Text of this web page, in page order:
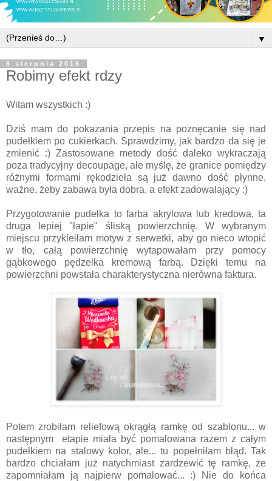
▼
6 sierpnia 2016
Robimy efekt rdzy
Witam wszystkich :)
Dziś mam do pokazania przepis na poznęcanie się nad
pudełkiem po cukierkach. Sprawdzimy, jak bardzo da się je
zmienić :) Zastosowane metody dość daleko wykraczają
poza tradycyjny decoupage, ale myślę, że granice pomiędzy
różnymi formami rękodzieła są już dawno dość płynne,
ważne, żeby zabawa była dobra, a efekt zadowalający :)
Przygotowanie pudełka to farba akrylowa lub kredowa, ta
druga lepiej "łapie" śliską powierzchnię. W wybranym
miejscu przykleiłam motyw z serwetki, aby go nieco wtopić
w tło, całą powierzchnię wytapowałam przy pomocy
gąbkowego pędzelka kremową farbą. Dzięki temu na
powierzchni powstała charakterystyczna nierówna faktura.
Potem zrobiłam reliefową okrągłą ramkę od szablonu... w
następnym etapie miała być pomalowana razem z całym
pudełkiem na stalowy kolor, ale... tu popełniłam błąd. Tak
bardzo chciałam już natychmiast zardzewić tę ramkę, że
zapomniałam ją najpierw pomalować... :) Nie do końca